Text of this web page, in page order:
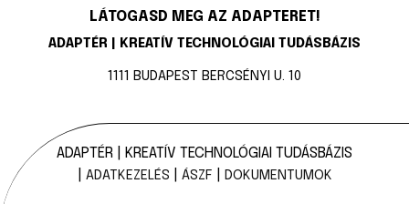
LÁTOGASD MEG AZ ADAPTERET!
ADAPTÉR | KREATÍV TECHNOLÓGIAI TUDÁSBÁZIS
1111 BUDAPEST BERCSÉNYI U. 10
ADAPTÉR | KREATÍV TECHNOLÓGIAI TUDÁSBÁZIS
ADATKEZELÉS ÁSZF DOKUMENTUMOK